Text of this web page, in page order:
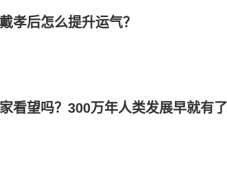
孝后怎么提升运气？
看望吗？300万年人类发展早就有了